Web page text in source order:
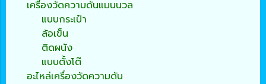
เครื่องวัดความดันแมนนวล
แบบกระเป๋า
ล้อเข็น
ติดผนัง
แบบตั้งโต๊
อะไหล่เครื่องวัดความดัน